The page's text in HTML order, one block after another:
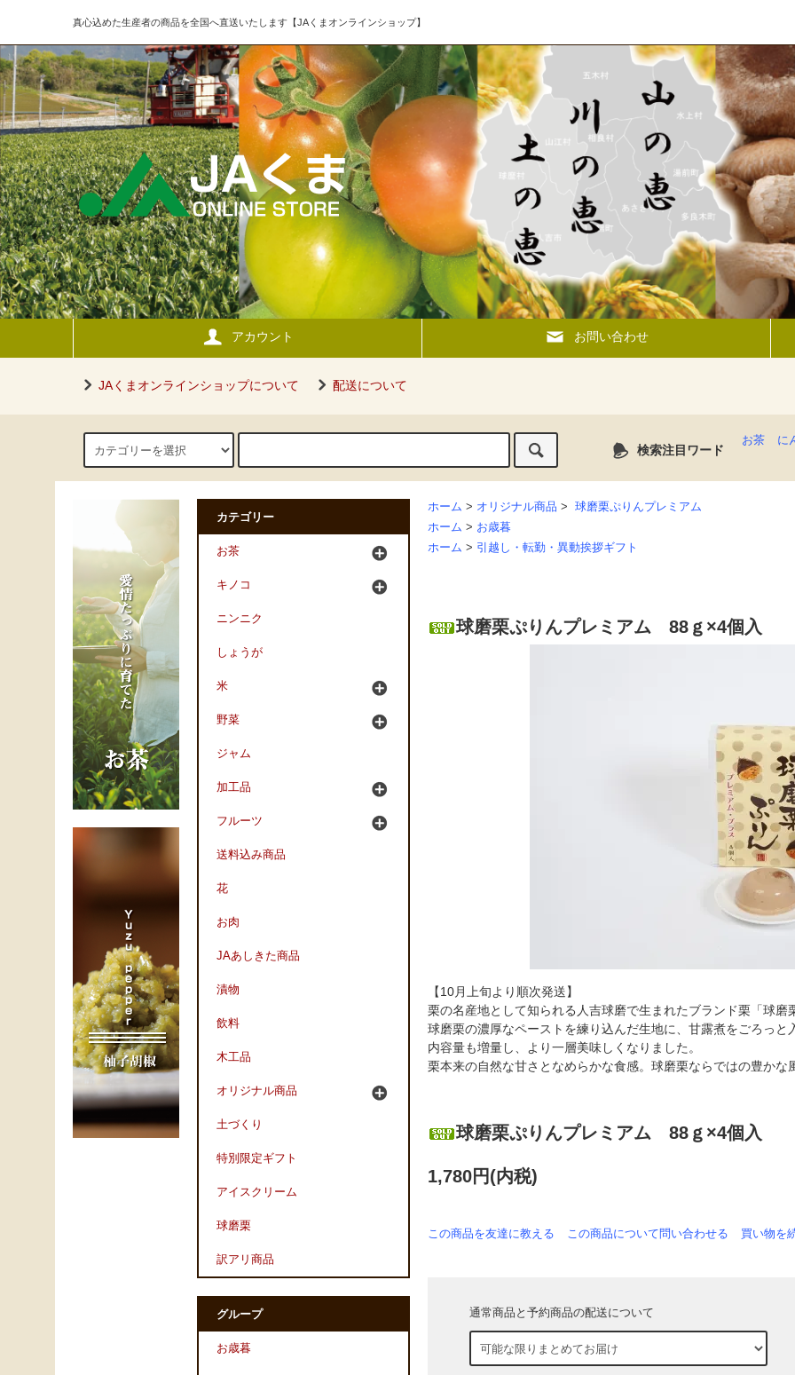
真心込めた生産者の商品を全国へ直送いたします【JAくまオンラインショップ】
アカウント お問い合わせ
JAくまオンラインショップについて 配送について
検索注目ワード
お茶 に
ホーム > オリジナル商品 >
球磨栗ぷりんプレミアム
ホーム > お歳暮
ホーム > 引越し・転勤・異動挨拶ギフト
球磨栗ぷりんプレミアム 88ｇ×4個入
【10月上旬より順次発送】
栗の名産地として知られる人吉球磨で生まれたブランド栗「球磨
球磨栗の濃厚なペーストを練り込んだ生地に、甘露煮をごろっ
内容量も増量し、より一層美味しくなりました。
栗本来の自然な甘さとなめらかな食感。球磨栗ならではの豊か
球磨栗ぷりんプレミアム 88ｇ×4個入
1,780円(内税)
この商品を友達に教える この商品について問い合わせる 買い物を
通常商品と予約商品の配送について
カテゴリー
お茶
キノコ
ニンニク
しょうが
米
野菜
ジャム
加工品
フルーツ
送料込み商品
花
お肉
JAあしきた商品
漬物
飲料
木工品
オリジナル商品
土づくり
特別限定ギフト
アイスクリーム
球磨栗
訳アリ商品
グループ
お歳暮